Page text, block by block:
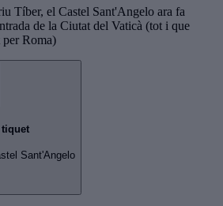
Tíber, el Castel Sant'Angelo ara fa
de la Ciutat del Vaticà (tot i que
per Roma)
tiquet
Sant'Angelo